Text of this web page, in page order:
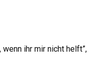
ihr mir nicht helft”,